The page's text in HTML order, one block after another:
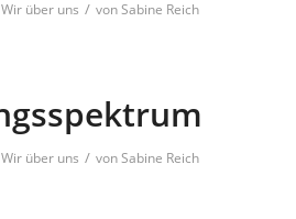
Wir über uns / vonSabine Reich
Wir über uns / vonSabine Reich